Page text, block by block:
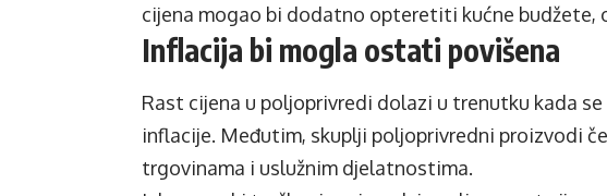
cijena mogao bi dodatno opteretiti kućne budžete,
Inflacija bi mogla ostati povišena
Rast cijena u poljoprivredi dolazi u trenutku kada
inflacije. Međutim, skuplji poljoprivredni proizvodi
trgovinama i uslužnim djelatnostima.